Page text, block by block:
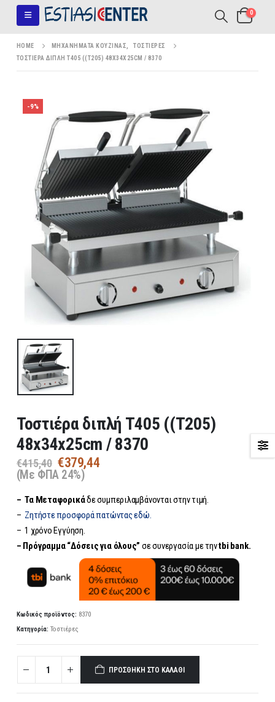
0
HOME ΜΗΧΑΝΉΜΑΤΑ ΚΟΥΖΊΝΑΣ
ΤΟΣΤΙΈΡΕΣ
ΤΟΣΤΙΈΡΑ ΔΙΠΛΉ Τ405 ((Τ205) 48X34X25CM / 8370
-9%
Τοστιέρα διπλή Τ405 ((Τ205)
48x34x25cm / 8370
€415,40 Original
price
€415,40.
€379,44Η
είναι:
€379,44.
(Με ΦΠΑ 24%)
– Τα Μεταφορικάδε συμπεριλαμβάνονται στην τιμή.
– Ζητήστε προσφορά πατώντας εδώ.
– 1 χρόνο Εγγύηση.
– Πρόγραμμα “Δόσεις για όλους” σε συνεργασία με τηνtbi bank.
Κωδικός προϊόντος: 8370
Κατηγορία: Τοστιέρες
ΠΡΟΣΘΉΚΗ ΣΤΟ ΚΑΛΆΘΙ